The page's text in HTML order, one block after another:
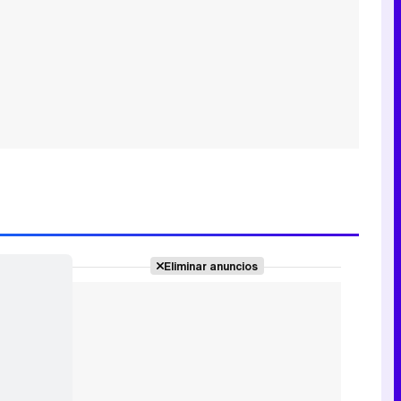
Eliminar anuncios